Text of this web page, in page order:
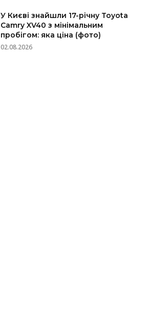
У Києві знайшли 17-річну Toyota
Camry XV40 з мінімальним
пробігом: яка ціна (фото)
02.08.2026